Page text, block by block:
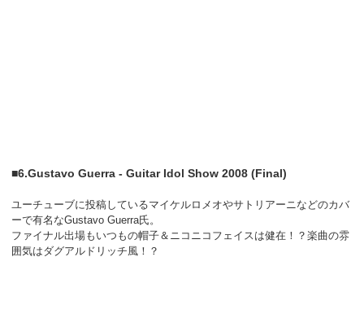
■6.Gustavo Guerra - Guitar Idol Show 2008 (Final)
ユーチューブに投稿しているマイケルロメオやサトリアーニなどのカバ
ーで有名なGustavo Guerra氏。
ファイナル出場もいつもの帽子＆ニコニコフェイスは健在！？楽曲の雰
囲気はダグアルドリッチ風！？